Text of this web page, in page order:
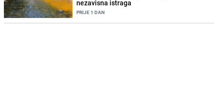
nezavisna istraga
PRIJE 1 DAN